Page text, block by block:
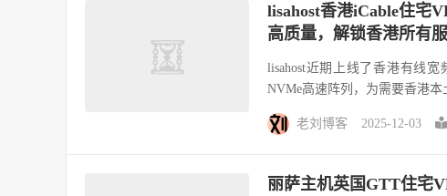
lisahost香港iCable住宅
高质量，解锁香港所有
lisahost近期上线了香港有线
NVMe高速阵列，为需要香港本
老刘博客 2025-12-03
丽萨主机英国GTT住宅